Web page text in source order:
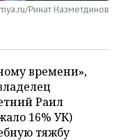
Ринат Назметдинов
времени»,
Раил
16% УК)
тяжбу